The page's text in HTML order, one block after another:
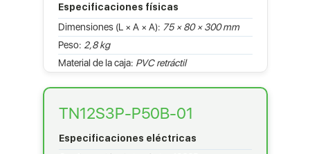
Especificaciones físicas
Dimensiones (L × A × A): 75 × 80 × 300 mm
Peso: 2,8 kg
Material de la caja: PVC retráctil
TN12S3P-P50B-01
Especificaciones eléctricas